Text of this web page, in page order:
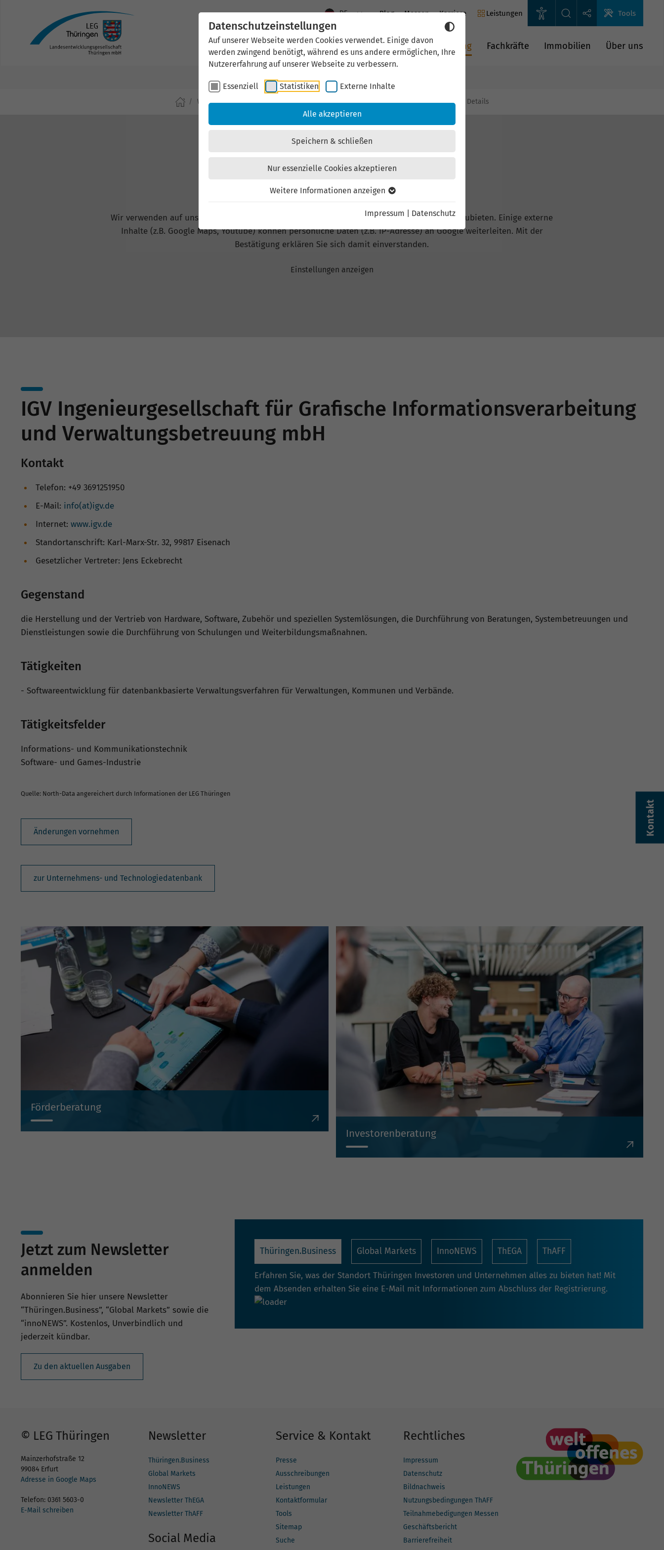
Datenschutzeinstellungen
Auf unserer Webseite werden Cookies verwendet. Einige davon
werden zwingend benötigt, während es uns andere ermöglichen, Ihre
Nutzererfahrung auf unserer Webseite zu verbessern.
Essenziell Statistiken Externe Inhalte
Alle akzeptieren
Speichern & schließen
Nur essenzielle Cookies akzeptieren
Weitere Informationen anzeigen
Impressum Datenschutz
DE Blog Messen Karriere Leistungen Tools
Aktuelles Standort Thüringen Wirtschaftsförderung Fachkräfte Immobilien Über uns
Kontakt
Wirtschaftsförderung Investieren & Ansiedeln Unternehmen & Technologien Details
Externen Inhalt laden
Wir verwenden auf unserer Website externe Inhalte, um Ihnen zusätzliche Informationen anzubieten. Einige externe
Inhalte (z.B. Google Maps, Youtube) können persönliche Daten (z.B. IP-Adresse) an Google weiterleiten. Mit der
Bestätigung erklären Sie sich damit einverstanden.
Einstellungen anzeigen
IGV Ingenieurgesellschaft für Grafische Informationsverarbeitung
und Verwaltungsbetreuung mbH
Kontakt
Telefon: +49 3691251950
E-Mail: info(at)igv.de
Internet: www.igv.de
Standortanschrift: Karl-Marx-Str. 32, 99817 Eisenach
Gesetzlicher Vertreter: Jens Eckebrecht
Gegenstand
die Herstellung und der Vertrieb von Hardware, Software, Zubehör und speziellen Systemlösungen, die Durchführung von Beratungen, Systembetreuungen und
Dienstleistungen sowie die Durchführung von Schulungen und Weiterbildungsmaßnahnen.
Tätigkeiten
- Softwareentwicklung für datenbankbasierte Verwaltungsverfahren für Verwaltungen, Kommunen und Verbände.
Tätigkeitsfelder
Informations- und Kommunikationstechnik
Software- und Games-Industrie
Quelle: North-Data angereichert durch Informationen der LEG Thüringen
Änderungen vornehmen
zur Unternehmens- und Technologiedatenbank
Förderberatung
Investorenberatung
Jetzt zum Newsletter
anmelden
Abonnieren Sie hier unsere Newsletter
“Thüringen.Business”, “Global Markets” sowie die
“innoNEWS”. Kostenlos, Unverbindlich und
jederzeit kündbar.
Zu den aktuellen Ausgaben
Thüringen.Business Global Markets InnoNEWS ThEGA ThAFF
Erfahren Sie, was der Standort Thüringen Investoren und Unternehmen alles zu bieten hat! Mit
dem Absenden erhalten Sie eine E-Mail mit Informationen zum Abschluss der Registrierung.
© LEG Thüringen
Mainzerhofstraße 12
99084 Erfurt
Adresse in Google Maps
Telefon: 0361 5603-0
E-Mail schreiben
Newsletter
Thüringen.Business
Global Markets
InnoNEWS
Newsletter ThEGA
Newsletter ThAFF
Social Media
Service & Kontakt
Presse
Ausschreibungen
Leistungen
Kontaktformular
Tools
Sitemap
Suche
Rechtliches
Impressum
Datenschutz
Bildnachweis
Nutzungsbedingungen ThAFF
Teilnahmebedigungen Messen
Geschäftsbericht
Barrierefreiheit